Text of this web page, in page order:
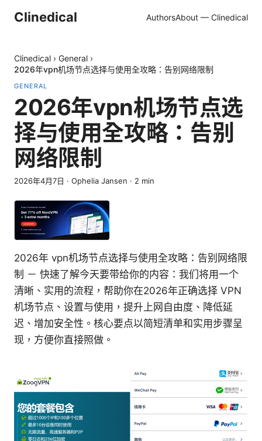
Clinedical AuthorsAbout — Clinedical
Clinedical › General ›
2026年vpn机场节点选择与使用全攻略：告别网络限制
GENERAL
2026年vpn机场节点选
择与使用全攻略：告别
网络限制
2026年4月7日 · Ophelia Jansen · 2 min
2026年 vpn机场节点选择与使用全攻略：告别网络限
制 － 快速了解今天要带给你的内容：我们将用一个
清晰、实用的流程，帮助你在2026年正确选择 VPN
机场节点、设置与使用，提升上网自由度、降低延
迟、增加安全性。核心要点以简短清单和实用步骤呈
现，方便你直接照做。